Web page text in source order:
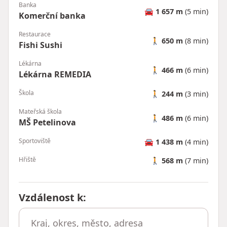
Banka
Komerční banka 🚘 1 657 m (5 min)
Restaurace
Fishi Sushi 🚶 650 m (8 min)
Lékárna
Lékárna REMEDIA 🚶 466 m (6 min)
Škola 🚶 244 m (3 min)
Mateřská škola
MŠ Petelinova 🚶 486 m (6 min)
Sportoviště 🚘 1 438 m (4 min)
Hřiště 🚶 568 m (7 min)
Vzdálenost k: